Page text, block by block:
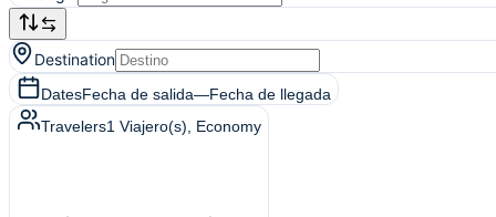
Destination
DatesFecha de salida—Fecha de llegada
Travelers1 Viajero(s) , Economy